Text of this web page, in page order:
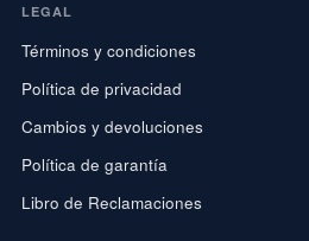
LEGAL
Términos y condiciones
Política de privacidad
Cambios y devoluciones
Política de garantía
Libro de Reclamaciones